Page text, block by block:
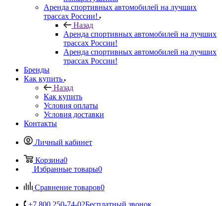
Аренда спортивных автомобилей на лучших
трассах России!
Назад
Аренда спортивных автомобилей на лучших
трассах России!
Аренда спортивных автомобилей на лучших
трассах России!
Бренды
Как купить
Назад
Как купить
Условия оплаты
Условия доставки
Контакты
Личный кабинет
Корзина0
Избранные товары0
Сравнение товаров0
+7 800 250-74-02Бесплатный звонок